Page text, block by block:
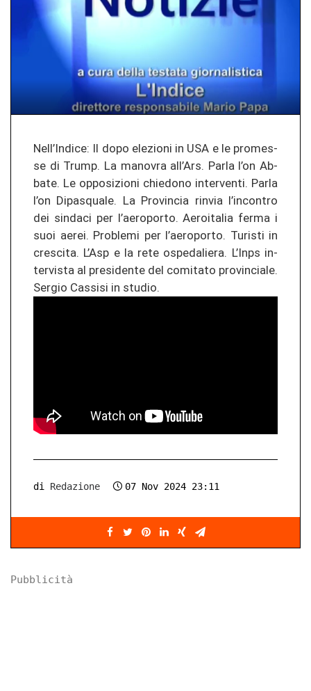
Nell’In­di­ce: Il dopo ele­zio­ni in USA e le prom­es­
se di Trump. La ma­no­vra all’Ars. Parla l’on Ab­
ba­te. Le op­po­si­zio­ni chie­do­no in­ter­ven­ti. Parla
l’on Di­pas­qua­le. La Pro­vin­cia rin­via l’in­con­tro
dei sin­da­ci per l’ae­ro­por­to. Ae­ro­ita­lia ferma i
suoi aerei. Prob­le­mi per l’ae­ro­por­to. Tu­ris­ti in
cres­ci­ta. L’Asp e la rete ospe­da­lie­ra. L’Inps in­
ter­vis­ta al pre­si­den­te del com­ita­to pro­vin­cia­le.
Ser­gio Cas­si­si in stu­dio.
di Redazione 07 Nov 2024 23:11
Pubblicità